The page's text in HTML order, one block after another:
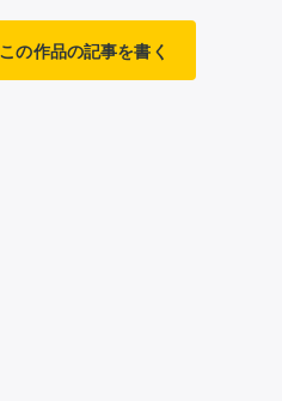
この作品の記事を書く